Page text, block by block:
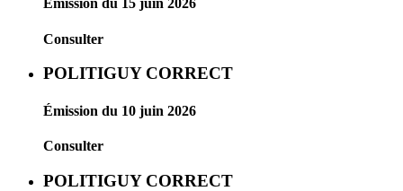
Émission du 15 juin 2026
Consulter
POLITIGUY CORRECT
Émission du 10 juin 2026
Consulter
POLITIGUY CORRECT